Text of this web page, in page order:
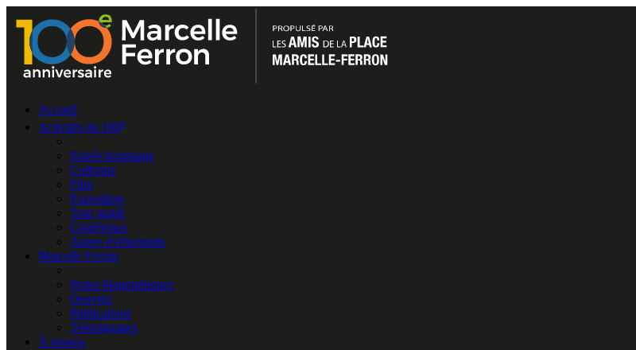
Accueil
Activités du 100e
Soirée hommage
Colloque
Film
Exposition
Tour guidé
Conférence
Autres événements
Marcelle Ferron
Notes biographiques
Oeuvres
Publications
Témoignages
À propos